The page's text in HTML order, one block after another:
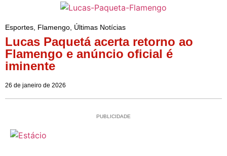
Esportes, Flamengo, Últimas Notícias
Lucas Paquetá acerta retorno ao
Flamengo e anúncio oficial é
iminente
26 de janeiro de 2026
PUBLICIDADE